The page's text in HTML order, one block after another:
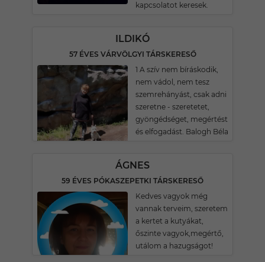
kapcsolatot keresek.
ILDIKÓ
57 ÉVES VÁRVÖLGYI TÁRSKERESŐ
1 A szív nem bíráskodik,
nem vádol, nem tesz
szemrehányást, csak adni
szeretne - szeretetet,
gyöngédséget, megértést
és elfogadást. Balogh Béla
ÁGNES
59 ÉVES PÓKASZEPETKI TÁRSKERESŐ
Kedves vagyok még
vannak terveim, szeretem
a kertet a kutyákat,
őszinte vagyok,megértő,
utálom a hazugságot!